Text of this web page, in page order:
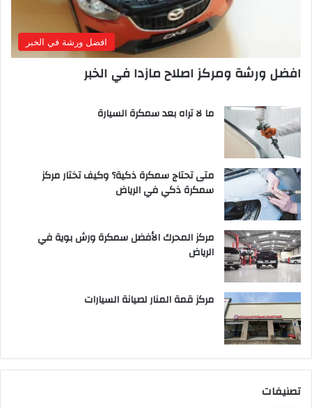
افضل ورشة في الخبر
افضل ورشة ومركز اصلاح مازدا في الخبر
ما لا تراه بعد سمكرة السيارة
متى تحتاج سمكرة ذكية؟ وكيف تختار مركز
سمكرة ذكي في الرياض
مركز المحرك الأفضل سمكرة ورش بوية في
الرياض
مركز قمة المنار لصيانة السيارات
تصنيفات